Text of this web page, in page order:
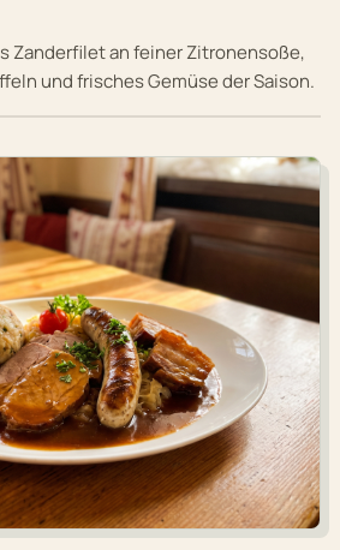
Zanderfilet an feiner Zitronensoße,
und frisches Gemüse der Saison.